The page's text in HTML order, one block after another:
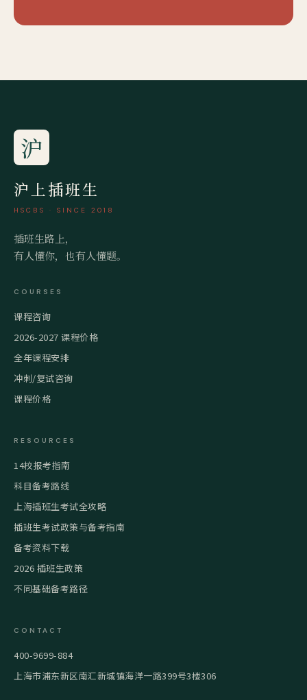
沪
沪上插班生
HSCBS · SINCE 2018
插班生路上，
有人懂你，也有人懂题。
COURSES
课程咨询
2026-2027 课程价格
全年课程安排
冲刺/复试咨询
课程价格
RESOURCES
14校报考指南
科目备考路线
上海插班生考试全攻略
插班生考试政策与备考指南
备考资料下载
2026 插班生政策
不同基础备考路径
CONTACT
400-9699-884
上海市浦东新区南汇新城镇海洋一路399号3楼306